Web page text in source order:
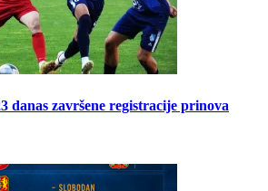
danas završene registracije prinova